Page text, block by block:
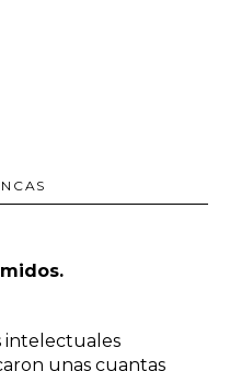
intelectuales
unas cuantas